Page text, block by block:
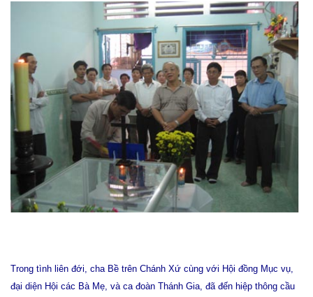
Trong tình liên đới, cha Bề trên Chánh Xứ cùng với Hội đồng Mục vụ,
đại diện Hội các Bà Mẹ, và ca đoàn Thánh Gia, đã đến hiệp thông cầu